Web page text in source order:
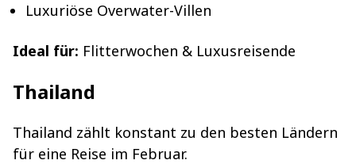
Luxuriöse Overwater-Villen
Ideal für: Flitterwochen & Luxusreisende
Thailand
Thailand zählt konstant zu den besten Ländern
für eine Reise im Februar.